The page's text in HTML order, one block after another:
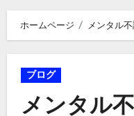
ホームページ メンタル
ブログ
メンタル